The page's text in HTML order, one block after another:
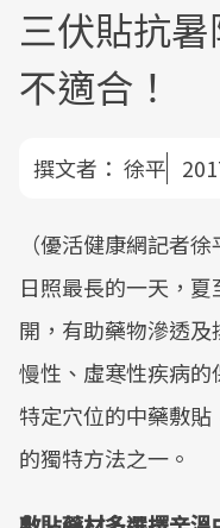
三伏貼抗
不適合！
撰文者： 徐平
（優活健康網記者
日照最長的一天，
開，有助藥物滲透
慢性、虛寒性疾病
特定穴位的中藥敷
的獨特方法之一。